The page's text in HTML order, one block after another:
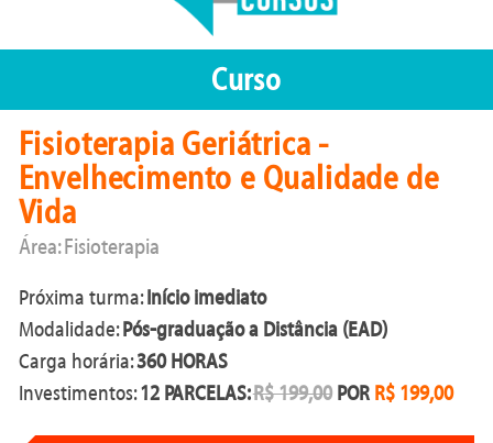
Curso
Fisioterapia Geriátrica -
Envelhecimento e Qualidade de
Vida
Área: Fisioterapia
Próxima turma:Início imediato
Modalidade:Pós-graduação a Distância (EAD)
Carga horária:360 HORAS
Investimentos:12 PARCELAS:R$ 199,00POR R$ 199,00